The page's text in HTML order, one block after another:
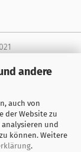
andere
auch von
der Website zu
und
können. Weitere
.